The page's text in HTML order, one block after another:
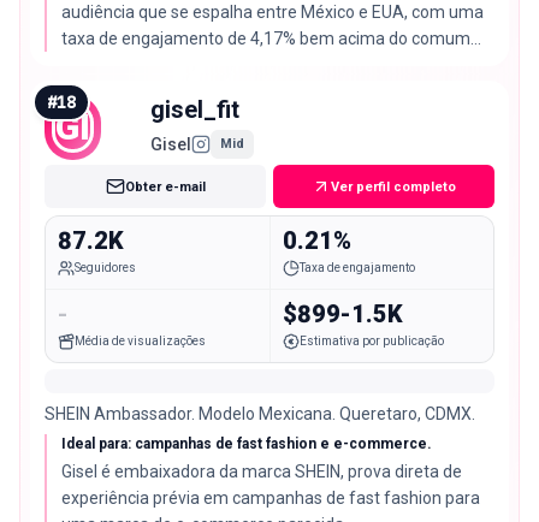
audiência que se espalha entre México e EUA, com uma
taxa de engajamento de 4,17% bem acima do comum
GI
#18 gisel_fit
Gisel Mid
Obter e-mail Ver perfil completo
87.2K
Seguidores
0.21%
Taxa de engajamento
-
Média de visualizações
$899-1.5K
Estimativa por publicação
SHEIN Ambassador. Modelo Mexicana. Queretaro, CDMX.
Ideal para: campanhas de fast fashion e e-commerce.
Gisel é embaixadora da marca SHEIN, prova direta de
experiência prévia em campanhas de fast fashion para